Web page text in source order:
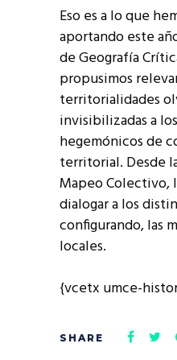
Eso es a lo que
aportando este
de Geografía
propusimos
territorialidades
invisibilizadas a
hegemónicos de
territorial. Desde
Mapeo Colectivo,
dialogar a los
configurando, las
locales.
{vcetx umce-